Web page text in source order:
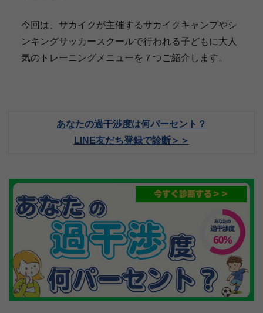
今回は、サカイクが主催するサカイクキャンプやシ
ンキングサッカースクールで行われる子どもに大人
気のトレーニングメニューを７つご紹介します。
あなたの過干渉度は何パーセント？
LINE友だち登録で診断＞＞